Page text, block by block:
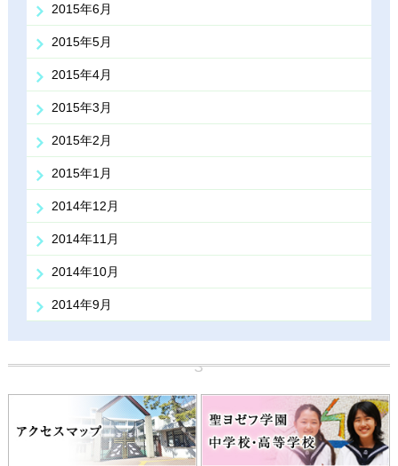
2015年6月
2015年5月
2015年4月
2015年3月
2015年2月
2015年1月
2014年12月
2014年11月
2014年10月
2014年9月